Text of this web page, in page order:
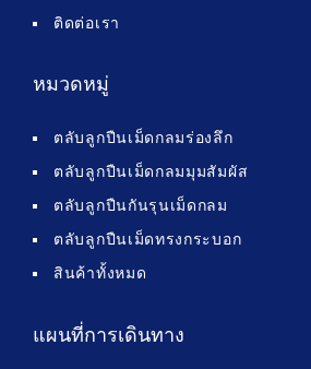
ติดต่อเรา
หมวดหมู่
ตลับลูกปืนเม็ดกลมร่องลึก
ตลับลูกปืนเม็ดกลมมุมสัมผัส
ตลับลูกปืนกันรุนเม็ดกลม
ตลับลูกปืนเม็ดทรงกระบอก
สินค้าทั้งหมด
แผนที่การเดินทาง